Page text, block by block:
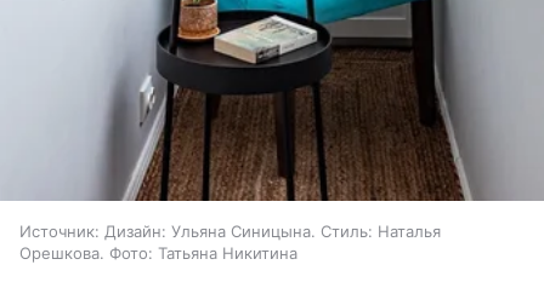
Источник: Дизайн: Ульяна Синицына. Стиль: Наталья
Орешкова. Фото: Татьяна Никитина